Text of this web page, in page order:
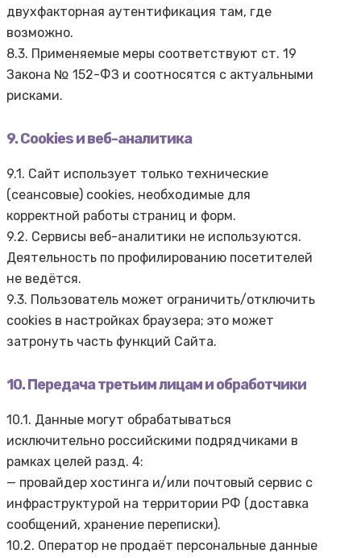
двухфакторная аутентификация там, где
возможно.
8.3. Применяемые меры соответствуют ст. 19
Закона № 152-ФЗ и соотносятся с актуальными
рисками.
9. Cookies и веб-аналитика
9.1. Сайт использует только технические
(сеансовые) cookies, необходимые для
корректной работы страниц и форм.
9.2. Сервисы веб-аналитики не используются.
Деятельность по профилированию посетителей
не ведётся.
9.3. Пользователь может ограничить/отключить
cookies в настройках браузера; это может
затронуть часть функций Сайта.
10. Передача третьим лицам и обработчики
10.1. Данные могут обрабатываться
исключительно российскими подрядчиками в
рамках целей разд. 4:
— провайдер хостинга и/или почтовый сервис c
инфраструктурой на территории РФ (доставка
сообщений, хранение переписки).
10.2. Оператор не продаёт персональные данные